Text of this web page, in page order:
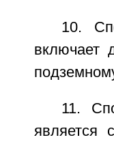
10.
включает
11.
является